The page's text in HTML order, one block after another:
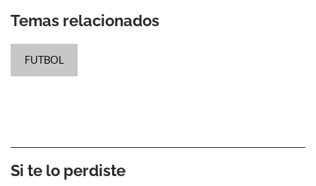
Temas relacionados
FUTBOL
Si te lo perdiste